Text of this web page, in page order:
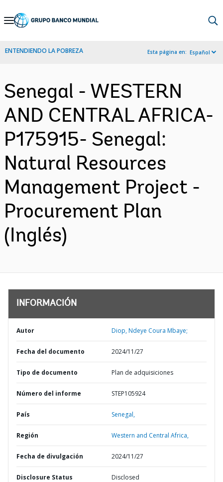
Skip
Navigation
ENTENDIENDO LA POBREZA Esta página en: Español
Senegal - WESTERN
AND CENTRAL AFRICA-
P175915- Senegal:
Natural Resources
Management Project -
Procurement Plan
(Inglés)
INFORMACIÓN
Autor Diop, Ndeye Coura Mbaye;
Fecha del documento 2024/11/27
Tipo de documento Plan de adquisiciones
Número del informe STEP105924
País Senegal,
Región Western and Central Africa,
Fecha de divulgación 2024/11/27
Disclosure Status Disclosed